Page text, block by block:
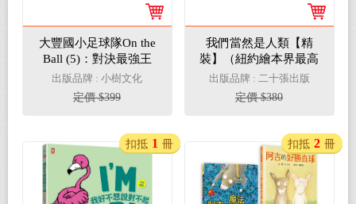
大豐國小足球隊On the
Ball (5)：對決最強王
者！【小學生敲碗求續
集，培養團隊合作、人
際關係的熱血故事】
出版品牌 : 小樹文化
定價 $399
我們當然是人類【精
裝】（紐約繪本界最高
榮譽迪利．伊凡獎得主
繼《點心宮殿》又一天
馬行空新作）
出版品牌 : 二十張出版
定價 $380
扣抵 1 冊 扣抵 2 冊